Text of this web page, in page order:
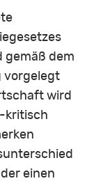
gemäß dem
vorgelegt
wird
kritisch
einen